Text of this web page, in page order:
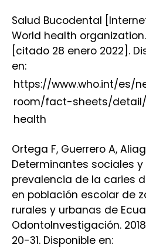
Salud Bucodental
World health
[citado 28 enero 2022].
en:
https://www.who.int/es/
room/fact-sheets/
health
Ortega F, Guerrero A,
Determinantes sociales y
prevalencia de la caries
en población escolar de
rurales y urbanas de
OdontoInvestigación.
20-31. Disponible en: